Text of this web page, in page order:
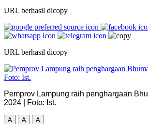
URL berhasil dicopy
URL berhasil dicopy
Pemprov Lampung raih penghargaan
2024 | Foto: Ist.
A A A